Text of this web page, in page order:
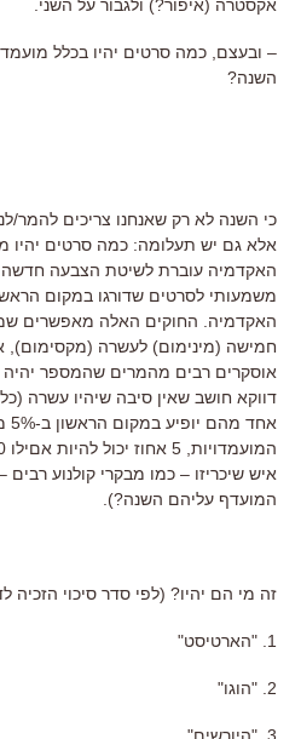
אקסטרה (איפור?) ולגבור על השני.
– ובעצם, כמה סרטים יהיו בכלל
השנה?
כי השנה לא רק שאנחנו צריכים להמר/
אלא גם יש תעלומה: כמה סרטים יהיו
האקדמיה עוברת לשיטת הצבעה חדשה
משמעותי לסרטים שדורגו במקום
האקדמיה. החוקים האלה מאפשרים
חמישה (מינימום) לעשרה (מקסימום),
אוסקרים רבים מהמרים שהמספר
דווקא חושב שאין סיבה שיהיו עשרה
איש שיכריזו – כמו מבקרי קולנוע
המועדף עליהם השנה?).
זה מי הם יהיו? (לפי סדר סיכוי הזכיה
1. "הארטיסט"
2. "הוגו"